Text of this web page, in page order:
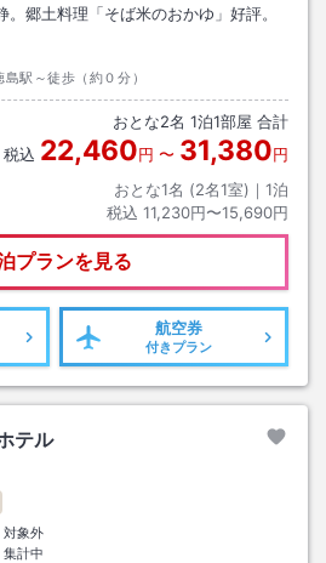
。郷土料理「そば米のおかゆ」好評。
島駅～徒歩（約０分）
おとな2名 1泊1部屋 合計
税込 22,460円 〜 31,380円
おとな1名 (2名1室)｜ 1泊
税込 11,230円〜15,690円
プランを見る
航空券
付きプラン
テル
対象外
集計中